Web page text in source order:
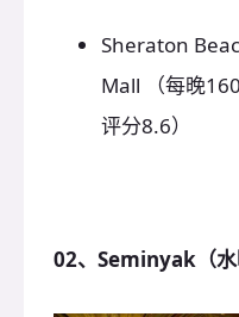
Sheraton
Mall （每晚160
评分8.6）
02、Seminyak（水